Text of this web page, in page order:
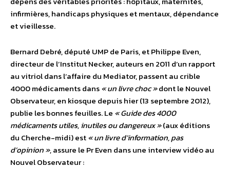
infirmières, handicaps physiques et mentaux, dépendance
et vieillesse.
Bernard Debré, député UMP de Paris, et Philippe Even,
directeur de l’Institut Necker, auteurs en 2011 d’un rapport
au vitriol dans l’affaire du Mediator, passent au crible
4000 médicaments dans« un livre choc »dont le Nouvel
Observateur, en kiosque depuis hier (13 septembre 2012),
publie les bonnes feuilles. Le « Guide des 4000
médicaments utiles, inutiles ou dangereux »(aux éditions
du Cherche-midi) est« un livre d’information, pas
d’opinion », assure le Pr Even dans une interview vidéo au
Nouvel Observateur :